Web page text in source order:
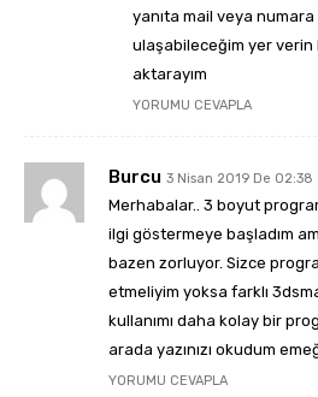
yanıta mail veya
ulaşabileceğim yer verin
aktarayım
YORUMU CEVAPLA
Burcu 3 Nisan 2019 De 02:38
Merhabalar.. 3 boyut
ilgi göstermeye başladım
bazen zorluyor. Sizce
etmeliyim yoksa farklı
kullanımı daha kolay bir
arada yazınızı okudum
YORUMU CEVAPLA